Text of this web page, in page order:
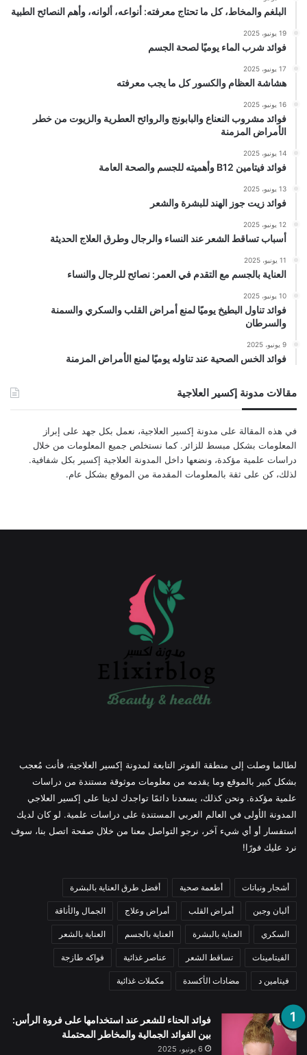
البلغم والمخاط، كل ما تحتاج معرفته: أنواعه، ألوانه، وأهم النصائح الطبية
19 يونيو، 2025
فوائد شرب الماء يوميًا لصحة الجسم
17 يونيو، 2025
هشاشة العظام والكسور كل ما يجب معرفته
16 يونيو، 2025
فوائد مشروب النعناع والبابونج والروائح العطرية والزيوت من خطر
الأمراض المزمنة
14 يونيو، 2025
فوائد فيتامين B12 وأهميته للجسم والصحة العامة
13 يونيو، 2025
فوائد زيت جوز الهند للبشرة والشعر
12 يونيو، 2025
أسباب تساقط الشعر عند النساء والرجال وطرق العلاج الحديثة
11 يونيو، 2025
العناية بالجسم مع التقدم في العمر: نصائح للرجال والنساء
10 يونيو، 2025
فوائد تناول البطيخ يوميًا لمنع أمراض القلب والسكري والسمنة
والسرطان
9 يونيو، 2025
فوائد الخس الصحية عند تناوله يوميًا لمنع الأمراض المزمنة
مقالات مدونة إكسير العلاجية
في هذه المقالة على مدونة إكسير العلاجية، نعمل بكل جهد على إبراز
المعلومات بشكل مبسط للزائر. كما نستخلص جميع المعلومات من خلال
دراسات علمية مؤكدة، ونضعها داخل المدونة العلاجية إكسير بكل شفافية.
لذلك، كن على ثقة بالمعلومات المقدمة من الموقع بشكل عام.
لطالما وصلت إلى منطقة الفوتر التابعة لمدونة إكسير العلاجية، فأنت مُعجب
بشكل كبير بالموقع وما يقدمه من معلومات موثوقة مستندة من دراسات
علمية مؤكدة. ونحن كذلك، يسعدنا دائمًا تواجدك لدينا على إكسير العلاجي
المدونة الأولى في العالم العربي المستندة على دراسات علمية. لو كان لديك
استفسار أو أي شيء آخر، نرجو التواصل معنا من خلال صفحة اتصل بنا، سوف
نرد عليك فورًا!
أشجار ونباتات أطعمة صحية أفضل طرق العناية بالبشرة
ألبان وجبن أمراض القلب أمراض وعلاج الجمال والأناقة
السكري العناية بالبشرة العناية بالجسم العناية بالشعر
الفيتامينات تساقط الشعر عناصر غذائية فواكه طازجة
فيتامين د مضادات الأكسدة مكملات غذائية
فوائد الحناء للشعر عند استخدامها على فروة الرأس:
بين الفوائد الجمالية والمخاطر المحتملة
6 يونيو، 2025